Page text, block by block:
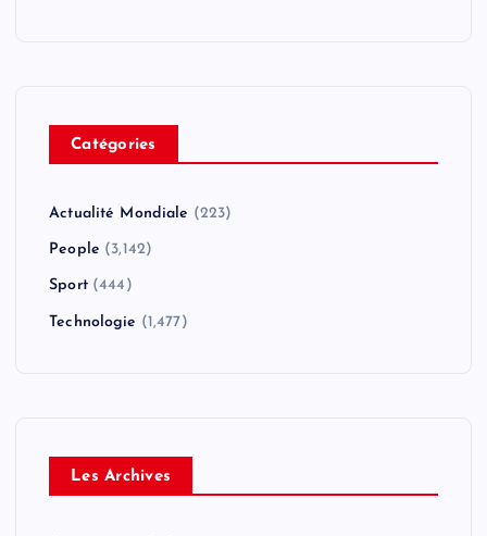
Catégories
Actualité Mondiale (223)
People (3,142)
Sport(444)
Technologie (1,477)
Les Archives